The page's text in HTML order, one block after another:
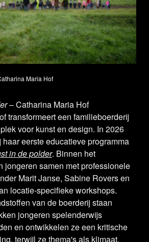
Maria Hof
– Catharina Maria Hof
transformeert een familieboerderij
voor kunst en design. In 2026
eerste educatieve programma
in de polder. Binnen het
jongeren samen met professionele
Marit Janse, Sabine Rovers en
locatie-specifieke workshops.
van de boerderij staan
jongeren spelenderwijs
en ontwikkelen ze een kritische
terwijl ze thema's als klimaat,